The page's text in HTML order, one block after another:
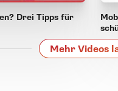
Drei Tipps für
Mehr Videos